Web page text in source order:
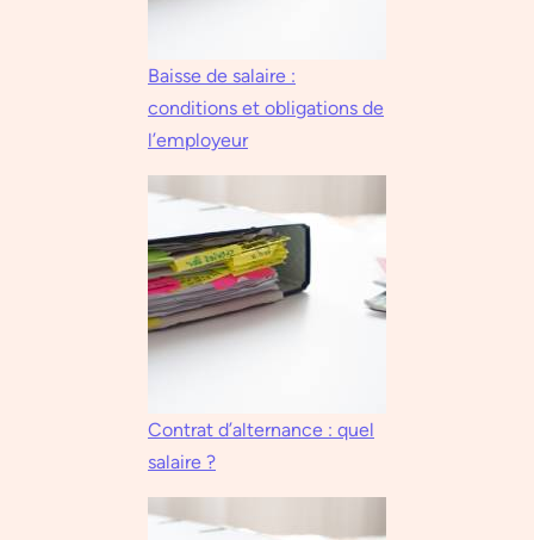
Baisse de salaire :
conditions et obligations de
l’employeur
Contrat d’alternance : quel
salaire ?